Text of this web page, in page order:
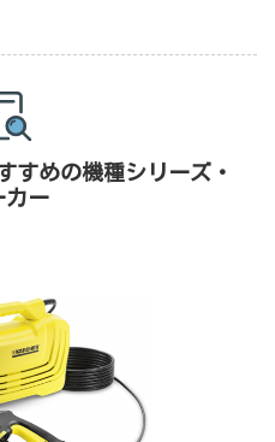
すめの機種シリーズ・
カー